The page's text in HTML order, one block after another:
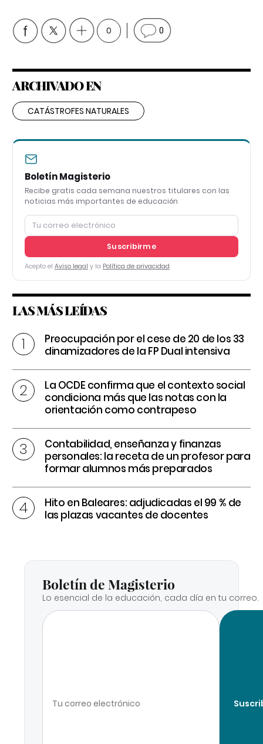
0 0
ARCHIVADO EN
CATÁSTROFES NATURALES
Boletín Magisterio
Recibe gratis cada semana nuestros titulares con las
noticias más importantes de educación
Suscribirme
Acepto el Aviso legal y la Política de privacidad
LAS MÁS LEÍDAS
Preocupación por el cese de 20 de los 33
dinamizadores de la FP Dual intensiva
La OCDE confirma que el contexto social
condiciona más que las notas con la
orientación como contrapeso
Contabilidad, enseñanza y finanzas
personales: la receta de un profesor para
formar alumnos más preparados
Hito en Baleares: adjudicadas el 99 % de
las plazas vacantes de docentes
Boletín de Magisterio
Lo esencial de la educación, cada día en tu correo.